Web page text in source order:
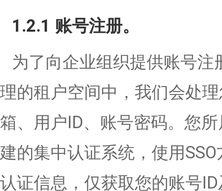
1.2.1 账号注册。
为了向企业组织提供账号
理的租户空间中，我们会处
箱、用户ID、账号密码。您
建的集中认证系统，使用
认证信息，仅获取您的账号